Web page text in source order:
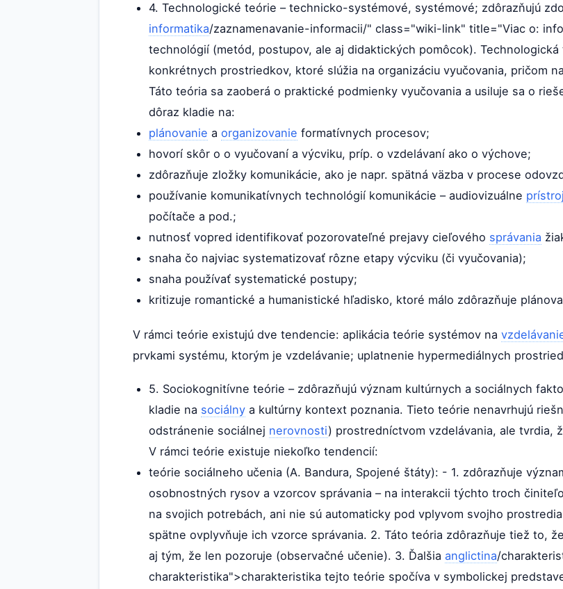
4. Technologické teórie – technicko-systémové, systémové; zdôrazňujú
informatika/zaznamenavanie-informacii/" class="wiki-link" title="Viac o:
technológií (metód, postupov, ale aj didaktických pomôcok).
konkrétnych prostriedkov, ktoré slúžia na organizáciu vyučovania, pričom
Táto teória sa zaoberá o praktické podmienky vyučovania a usiluje sa o
dôraz kladie na:
plánovanie a organizovanie formatívnych procesov;
hovorí skôr o o vyučovaní a výcviku, príp. o vzdelávaní ako o výchove;
zdôrazňuje zložky komunikácie, ako je napr. spätná väzba v procese
používanie komunikatívnych technológií komunikácie – audiovizuálne
počítače a pod.;
nutnosť vopred identifikovať pozorovateľné prejavy cieľového správania
snaha čo najviac systematizovať rôzne etapy výcviku (či vyučovania);
snaha používať systematické postupy;
kritizuje romantické a humanistické hľadisko, ktoré málo zdôrazňuje
V rámci teórie existujú dve tendencie: aplikácia teórie systémov na
prvkami systému, ktorým je vzdelávanie; uplatnenie hypermediálnych
5. Sociokognitívne teórie – zdôrazňujú význam kultúrnych a sociálnych
kladie na sociálnya kultúrny kontext poznania. Tieto teórie nenavrhujú
odstránenie sociálnej nerovnosti) prostredníctvom vzdelávania, ale tvrdia,
V rámci teórie existuje niekoľko tendencií:
teórie sociálneho učenia (A. Bandura, Spojené štáty): - 1. zdôrazňuje
osobnostných rysov a vzorcov správania – na interakcii týchto troch
na svojich potrebách, ani nie sú automaticky pod vplyvom svojho
spätne ovplyvňuje ich vzorce správania. 2. Táto teória zdôrazňuje tiež to,
aj tým, že len pozoruje (observačné učenie). 3. Ďalšia anglictina/
charakteristika">charakteristika tejto teórie spočíva v symbolickej